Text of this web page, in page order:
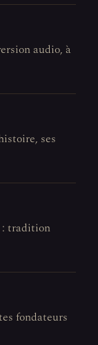
audio, à
ses
: tradition
fondateurs